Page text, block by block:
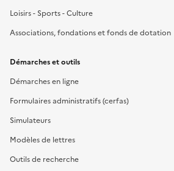
Loisirs - Sports - Culture
Associations, fondations et fonds de dotation
Démarches et outils
Démarches en ligne
Formulaires administratifs (cerfas)
Simulateurs
Modèles de lettres
Outils de recherche